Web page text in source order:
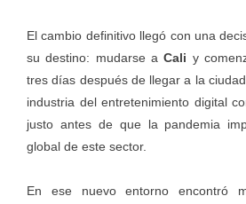
El cambio definitivo llegó con una
su destino: mudarse aCali y
tres días después de llegar a la
industria del entretenimiento digital
justo antes de que la pandemia
global de este sector.
En ese nuevo entorno encontró